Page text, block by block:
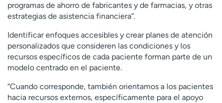
programas de ahorro de fabricantes y de farmacias, y otras
estrategias de asistencia financiera”.
Identificar enfoques accesibles y crear planes de atención
personalizados que consideren las condiciones y los
recursos específicos de cada paciente forman parte de un
modelo centrado en el paciente.
“Cuando corresponde, también orientamos a los pacientes
hacia recursos externos, específicamente para el apoyo